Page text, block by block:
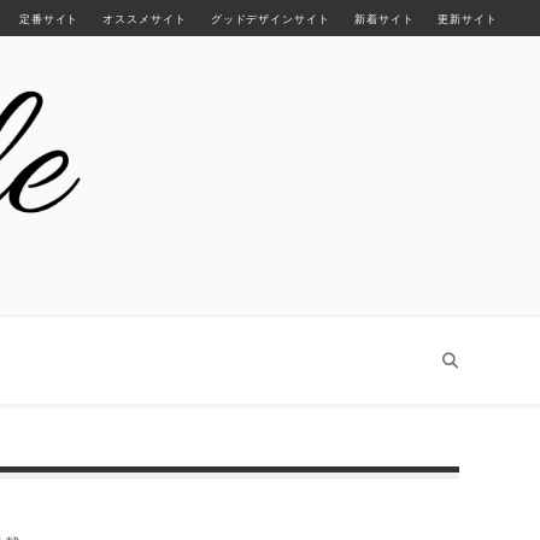
更新サイト
新着サイト
グッドデザインサイト
オススメサイト
定番サイト